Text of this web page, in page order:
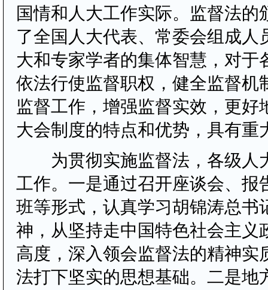
国情和人大工作实际。监督法的
了全国人大代表、常委会组成人
大和专家学者的集体智慧，对于
依法行使监督职权，健全监督机
监督工作，增强监督实效，更好
大会制度的特点和优势，具有重
为贯彻实施监督法，各级人
工作。一是通过召开座谈会、报
班等形式，认真学习胡锦涛总书
神，从坚持走中国特色社会主义
高度，深入领会监督法的精神实
法打下坚实的思想基础。二是地